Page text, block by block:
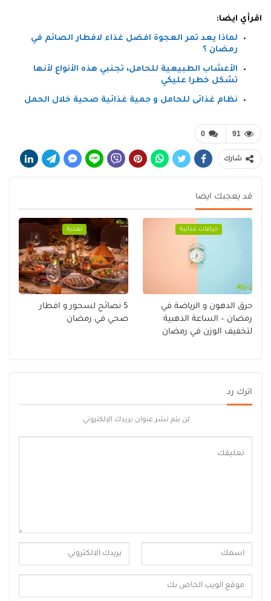
اقرأي ايضا:
لماذا يعد تمر العجوة افضل غذاء لافطار الصائم في
رمضان ؟
الأعشاب الطبيعية للحامل، تجنبي هذه الأنواع لأنها
تشكل خطرا عليكي
نظام غذائى للحامل و حمية غذائية صحية خلال الحمل
0 91
شارك
قد يعجبك ايضا
خرافات غذائية
حرق الدهون و الرياضة في
رمضان – الساعة الذهبية
لتخفيف الوزن في رمضان
تغذية
5 نصائح لسحور و افطار
صحي في رمضان
اترك رد
لن يتم نشر عنوان بريدك الإلكتروني.